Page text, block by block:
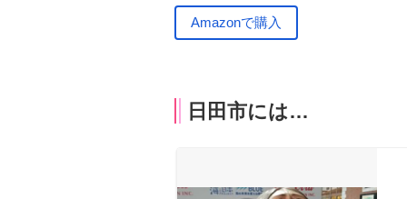
Amazonで購入
日田市には…